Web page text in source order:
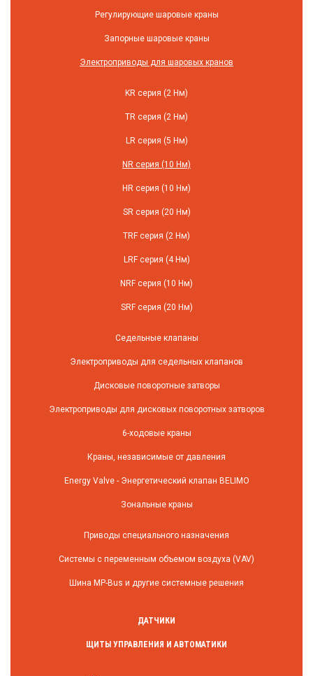
Регулирующие шаровые краны
Запорные шаровые краны
Электроприводы для шаровых кранов
KR серия (2 Нм)
TR серия (2 Нм)
LR серия (5 Нм)
NR серия (10 Нм)
HR серия (10 Нм)
SR серия (20 Нм)
TRF серия (2 Нм)
LRF серия (4 Нм)
NRF серия (10 Нм)
SRF серия (20 Нм)
Седельные клапаны
Электроприводы для седельных клапанов
Дисковые поворотные затворы
Электроприводы для дисковых поворотных затворов
6-ходовые краны
Краны, независимые от давления
Energy Valve - Энергетический клапан BELIMO
Зональные краны
Приводы специального назначения
Системы с переменным объемом воздуха (VAV)
Шина MP-Bus и другие системные решения
ДАТЧИКИ
ЩИТЫ УПРАВЛЕНИЯ И АВТОМАТИКИ